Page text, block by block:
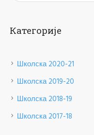
Категорије
Школска 2020-21
Школска 2019-20
Школска 2018-19
Школска 2017-18